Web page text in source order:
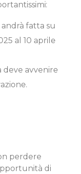
fatta su
al 10 aprile
deve avvenire
perdere
di